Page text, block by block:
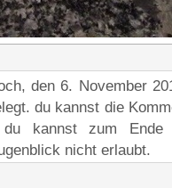
den 6. November
du kannst die
kannst zum Ende
nicht erlaubt.